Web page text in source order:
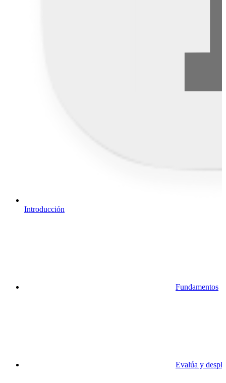
Introducción
Fundamentos
Evalúa y